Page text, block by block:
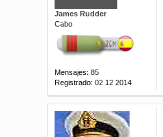
James Rudder
Cabo
Mensajes: 85
Registrado: 02 12 2014